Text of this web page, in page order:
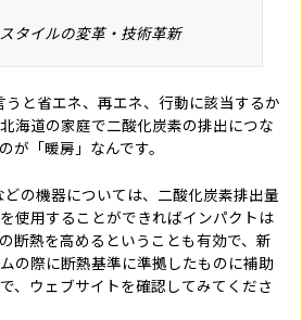
タイルの変革・技術革新
うと省エネ、再エネ、行動に該当するか
海道の家庭で二酸化炭素の排出につな
が「暖房」なんです。
の機器については、二酸化炭素排出量
使用することができればインパクトは
断熱を高めるということも有効で、新
の際に断熱基準に準拠したものに補助
、ウェブサイトを確認してみてくださ